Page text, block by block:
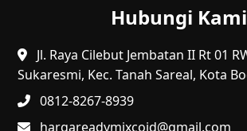
Hubungi Kami
Jl. Raya Cilebut Jembatan II Rt 01
Sukaresmi, Kec. Tanah Sareal, Kota
0812-8267-8939
hargareadymixcoid@gmail.com